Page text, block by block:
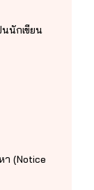
นนักเขียน
า (Notice